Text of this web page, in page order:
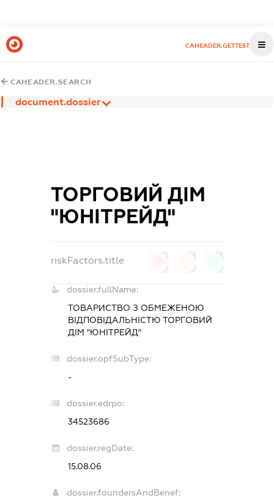
CAHEADER.GETTEST
CAHEADER.SEARCH
document.dossier
ТОРГОВИЙ ДІМ
"ЮНІТРЕЙД"
riskFactors.title
dossier.fullName:
ТОВАРИСТВО З ОБМЕЖЕНОЮ
ВІДПОВІДАЛЬНІСТЮ ТОРГОВИЙ
ДІМ "ЮНІТРЕЙД"
dossier.opfSubType:
-
dossier.edrpo:
34523686
dossier.regDate:
15.08.06
dossier.foundersAndBenef: